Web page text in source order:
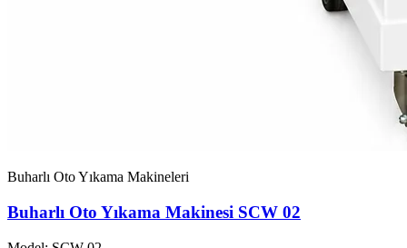
Buharlı Oto Yıkama Makineleri
Buharlı Oto Yıkama Makinesi SCW 02